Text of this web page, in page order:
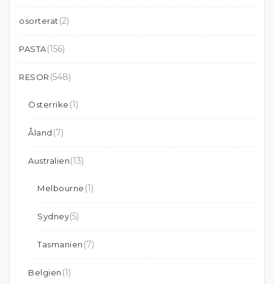
osorterat (2)
PASTA(156)
RESOR (548)
Österrike (1)
Åland (7)
Australien(13)
Melbourne (1)
Sydney(5)
Tasmanien (7)
Belgien (1)